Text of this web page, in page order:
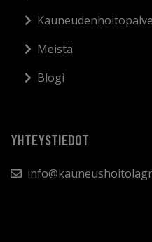
Meistä
Blogi
YHTEYSTIEDOT